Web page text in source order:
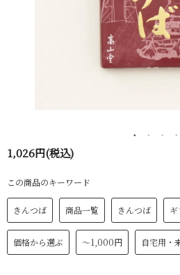
1,026円(税込)
この商品のキーワード
きんつば 商品一覧 きんつば
価格から選ぶ ～1,000円 自宅用・